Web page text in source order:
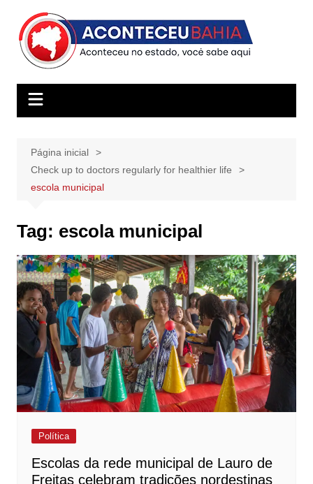
para
conteúdo
Página inicial
Check up to doctors regularly for healthier life
escola municipal
Tag: escola municipal
Política
Escolas da rede municipal de Lauro de
Freitas celebram tradições nordestinas